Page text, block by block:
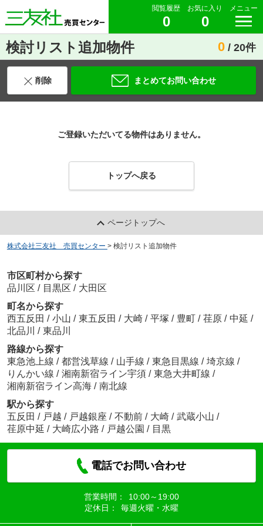
閲覧履歴
0
お気に入り
0
メニュー
検討リスト追加物件 0 / 20件
削除 まとめてお問い合わせ
ご登録いただいてる物件はありません。
トップへ戻る
ページトップへ
株式会社三友社 売買センター > 検討リスト追加物件
市区町村から探す
品川区 / 目黒区 / 大田区
町名から探す
西五反田 / 小山 / 東五反田 / 大崎 / 平塚 / 豊町 / 荏原 / 中延 /
北品川 / 東品川
路線から探す
東急池上線 / 都営浅草線 / 山手線 / 東急目黒線 / 埼京線 /
りんかい線 / 湘南新宿ライン宇須 / 東急大井町線 /
湘南新宿ライン高海 / 南北線
駅から探す
五反田 / 戸越 / 戸越銀座 / 不動前 / 大崎 / 武蔵小山 /
荏原中延 / 大崎広小路 / 戸越公園 / 目黒
電話でお問い合わせ
営業時間：
10:00～19:00
定休日：
毎週火曜・水曜